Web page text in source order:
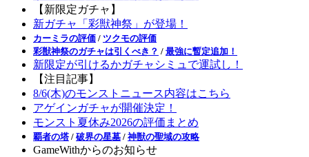
【新限定ガチャ】
新ガチャ「彩獣神祭」が登場！
カーミラの評価 / ツクモの評価
彩獣神祭のガチャは引くべき？ / 最強に暫定追加！
新限定が引けるかガチャシミュで運試し！
【注目記事】
8/6(木)のモンストニュース内容はこちら
アゲインガチャが開催決定！
モンスト夏休み2026の評価まとめ
覇者の塔 / 破界の星墓 / 神獣の聖域の攻略
GameWithからのお知らせ